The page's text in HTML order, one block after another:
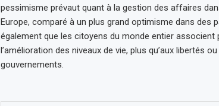
pessimisme prévaut quant à la gestion des affaires
Europe, comparé à un plus grand optimisme dans des
également que les citoyens du monde entier associent
l’amélioration des niveaux de vie, plus qu’aux libertés
gouvernements.